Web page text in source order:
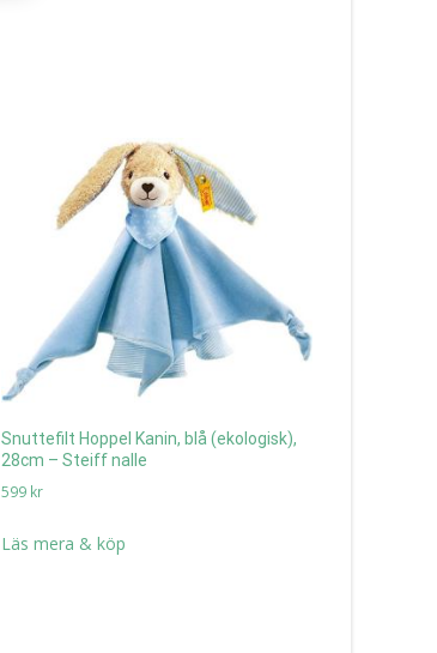
Snuttefilt Hoppel Kanin, blå (ekologisk),
28cm – Steiff nalle
599 kr
Läs mera & köp